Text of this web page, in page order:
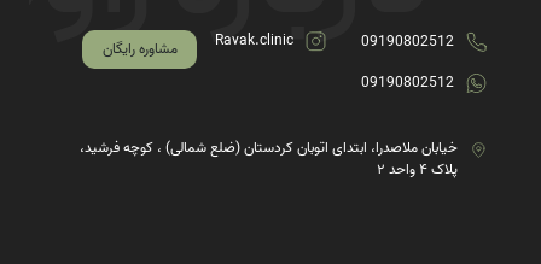
09190802512
09190802512
Ravak.clinic مشاوره رایگان
خیابان ملاصدرا، ابتدای اتوبان کردستان (ضلع شمالی) ، کوچه فرشید،
پلاک ۴ واحد ۲